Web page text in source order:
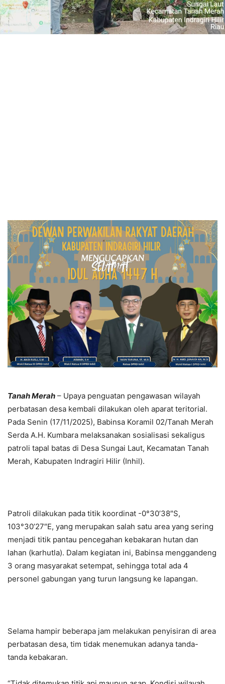
Tanah Merah – Upaya penguatan pengawasan wilayah
perbatasan desa kembali dilakukan oleh aparat teritorial.
Pada Senin (17/11/2025), Babinsa Koramil 02/Tanah Merah
Serda A.H. Kumbara melaksanakan sosialisasi sekaligus
patroli tapal batas di Desa Sungai Laut, Kecamatan Tanah
Merah, Kabupaten Indragiri Hilir (Inhil).
Patroli dilakukan pada titik koordinat -0°30’38″S,
103°30’27″E, yang merupakan salah satu area yang sering
menjadi titik pantau pencegahan kebakaran hutan dan
lahan (karhutla). Dalam kegiatan ini, Babinsa menggandeng
3 orang masyarakat setempat, sehingga total ada 4
personel gabungan yang turun langsung ke lapangan.
Selama hampir beberapa jam melakukan penyisiran di area
perbatasan desa, tim tidak menemukan adanya tanda-
tanda kebakaran.